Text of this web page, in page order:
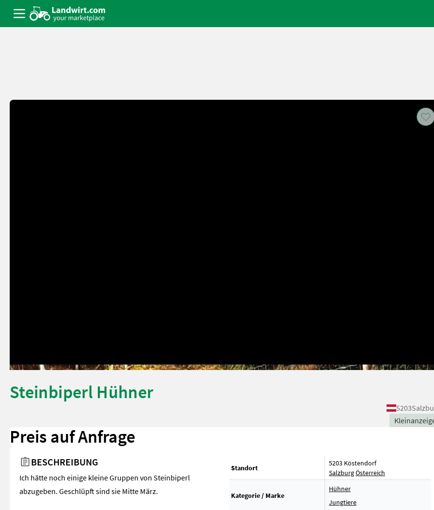
Steinbiperl Hühner
5203
Preis auf Anfrage
BESCHREIBUNG
Ich hätte noch einige kleine Gruppen von Steinbiperl
abzugeben. Geschlüpft sind sie Mitte März.
Standort
5203 Köstendorf
SalzburgÖsterreich
Kategorie / Marke
Hühner
Jungtiere